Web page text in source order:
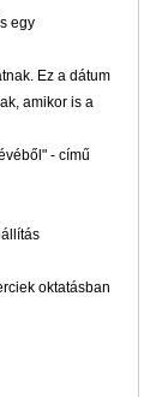
egy
Ez a dátum
amikor is a
- című
oktatásban